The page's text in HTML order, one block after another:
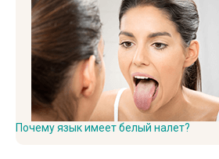
Почему язык имеет белый налет?